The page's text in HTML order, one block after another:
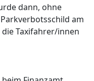
dann, ohne
am
Taxifahrer/innen